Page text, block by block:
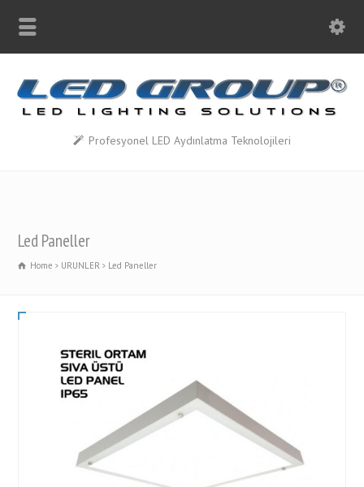
Profesyonel LED Aydınlatma Teknolojileri
Led Paneller
Home URUNLER Led Paneller